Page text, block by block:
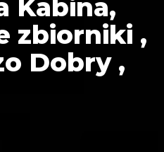
Kabina,
zbiorniki ,
Dobry ,